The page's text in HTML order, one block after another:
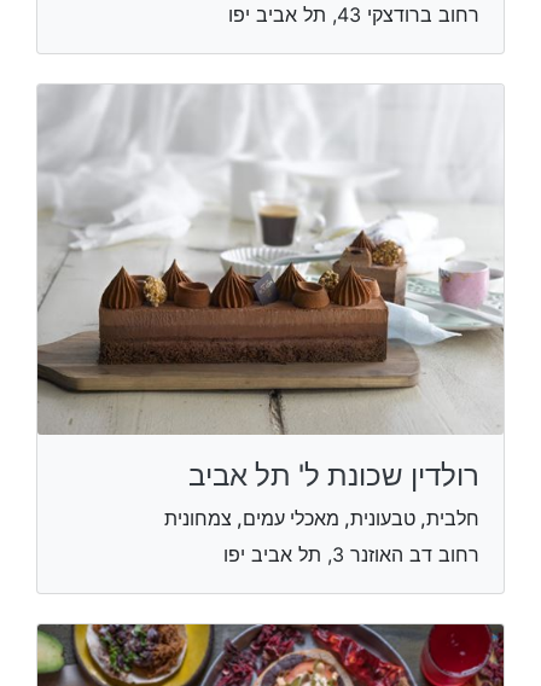
רחוב ברודצקי 43, תל אביב יפו
רולדין שכונת ל' תל אביב
חלבית, טבעונית, מאכלי עמים, צמחונית
רחוב דב האוזנר 3, תל אביב יפו